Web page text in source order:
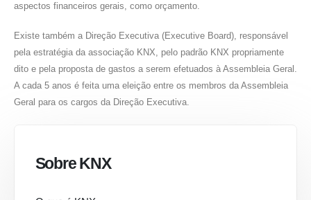
aspectos financeiros gerais, como orçamento.
Existe também a Direção Executiva (Executive Board), responsável
pela estratégia da associação KNX, pelo padrão KNX propriamente
dito e pela proposta de gastos a serem efetuados à Assembleia Geral.
A cada 5 anos é feita uma eleição entre os membros da Assembleia
Geral para os cargos da Direção Executiva.
Sobre KNX